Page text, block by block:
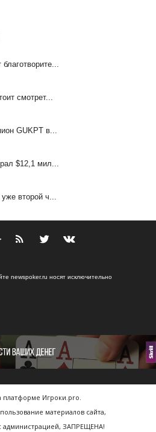
смотрет...
GUKPT в...
$12,1 мил...
второй ч...
newspoker.ru носят исключительно
платформе Игроки.pro.
материалов сайта,
администрацией, ЗАПРЕЩЕНА!